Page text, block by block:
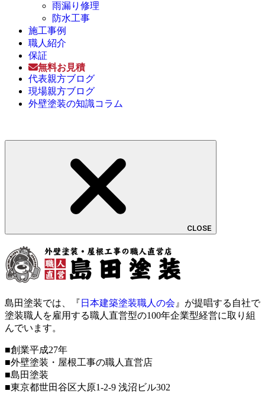
雨漏り修理
防水工事
施工事例
職人紹介
保証
無料お見積
代表親方ブログ
現場親方ブログ
外壁塗装の知識コラム
CLOSE
島田塗装では、『 日本建築塗装職人の会 』が提唱する自社で
塗装職人を雇用する職人直営型の100年企業型経営に取り組
んでいます。
■創業平成27年
■外壁塗装・屋根工事の職人直営店
■島田塗装
■東京都世田谷区大原1-2-9 浅沼ビル302